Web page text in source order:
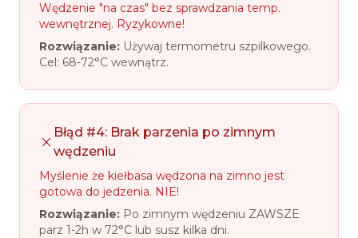
Wędzenie "na czas" bez sprawdzania temp.
wewnętrznej. Ryzykowne!
Rozwiązanie: Używaj termometru szpilkowego.
Cel: 68-72°C wewnątrz.
Błąd #4: Brak parzenia po zimnym
wędzeniu
Myślenie że kiełbasa wędzona na zimno jest
gotowa do jedzenia. NIE!
Rozwiązanie: Po zimnym wędzeniu ZAWSZE
parz 1-2h w 72°C lub susz kilka dni.